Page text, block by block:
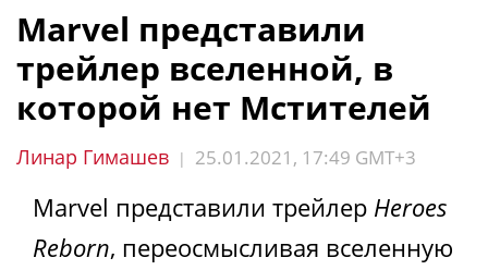
Marvel представили
трейлер вселенной, в
которой нет Мстителей
Линар Гимашев | 25.01.2021, 17:49 GMT+3
Marvel представили трейлер Heroes
Reborn, переосмысливая вселенную